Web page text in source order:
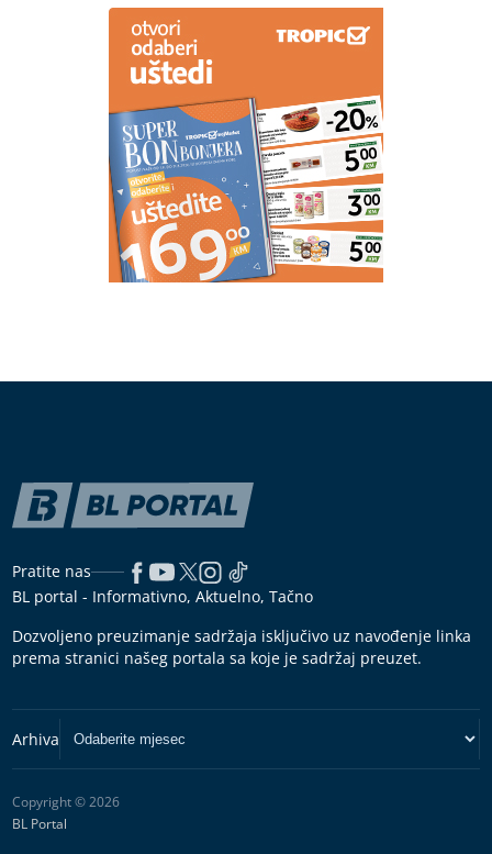
Pratite nas
BL portal - Informativno, Aktuelno, Tačno
Dozvoljeno preuzimanje sadržaja isključivo uz navođenje linka
prema stranici našeg portala sa koje je sadržaj preuzet.
Copyright © 2026
BL Portal